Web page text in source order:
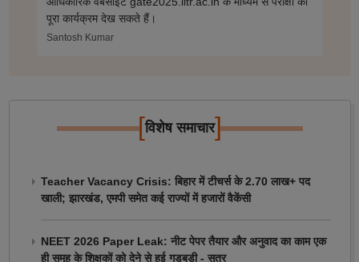
पूरा कार्यक्रम देख सकते हैं।
Santosh Kumar
[विशेष समाचार]
Teacher Vacancy Crisis: बिहार में टीचर्स के 2.70 लाख+ पद
खाली; झारखंड, एमपी समेत कई राज्यों में हजारों वैकेंसी
NEET 2026 Paper Leak: नीट पेपर तैयार और अनुवाद का काम एक
ही समूह के शिक्षकों को देने से हुई गड़बड़ी - सूत्र